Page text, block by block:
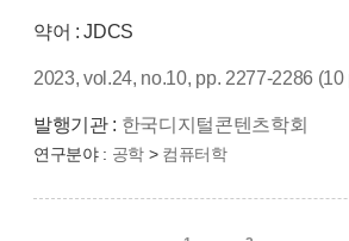
약어 : JDCS
2023, vol.24, no.10, pp. 2277-2286 (10
발행기관 : 한국디지털콘텐츠학회
연구분야 : 공학 > 컴퓨터학